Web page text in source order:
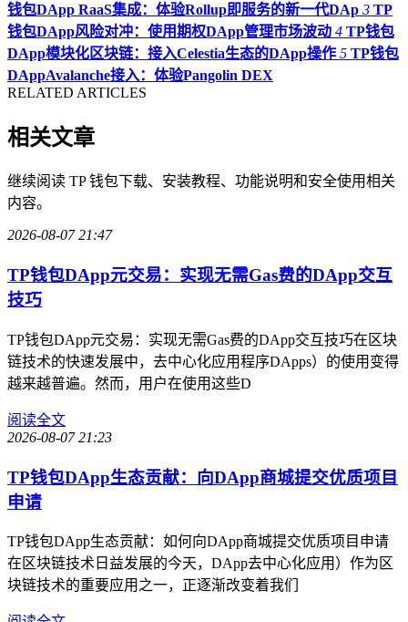
钱包DApp RaaS集成：体验Rollup即服务的新一代DAp 3 TP
钱包DApp风险对冲：使用期权DApp管理市场波动 4 TP钱包
DApp模块化区块链：接入Celestia生态的DApp操作 5 TP钱包
DAppAvalanche接入：体验Pangolin DEX
RELATED ARTICLES
相关文章
继续阅读 TP 钱包下载、安装教程、功能说明和安全使用相关
内容。
2026-08-07 21:47
TP钱包DApp元交易：实现无需Gas费的DApp交互
技巧
TP钱包DApp元交易：实现无需Gas费的DApp交互技巧在区块
链技术的快速发展中，去中心化应用程序DApps）的使用变得
越来越普遍。然而，用户在使用这些D
阅读全文
2026-08-07 21:23
TP钱包DApp生态贡献：向DApp商城提交优质项目
申请
TP钱包DApp生态贡献：如何向DApp商城提交优质项目申请
在区块链技术日益发展的今天，DApp去中心化应用）作为区
块链技术的重要应用之一，正逐渐改变着我们